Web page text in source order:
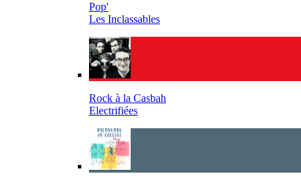
Pop'
Les Inclassables
Rock à la Casbah
Electrifiées